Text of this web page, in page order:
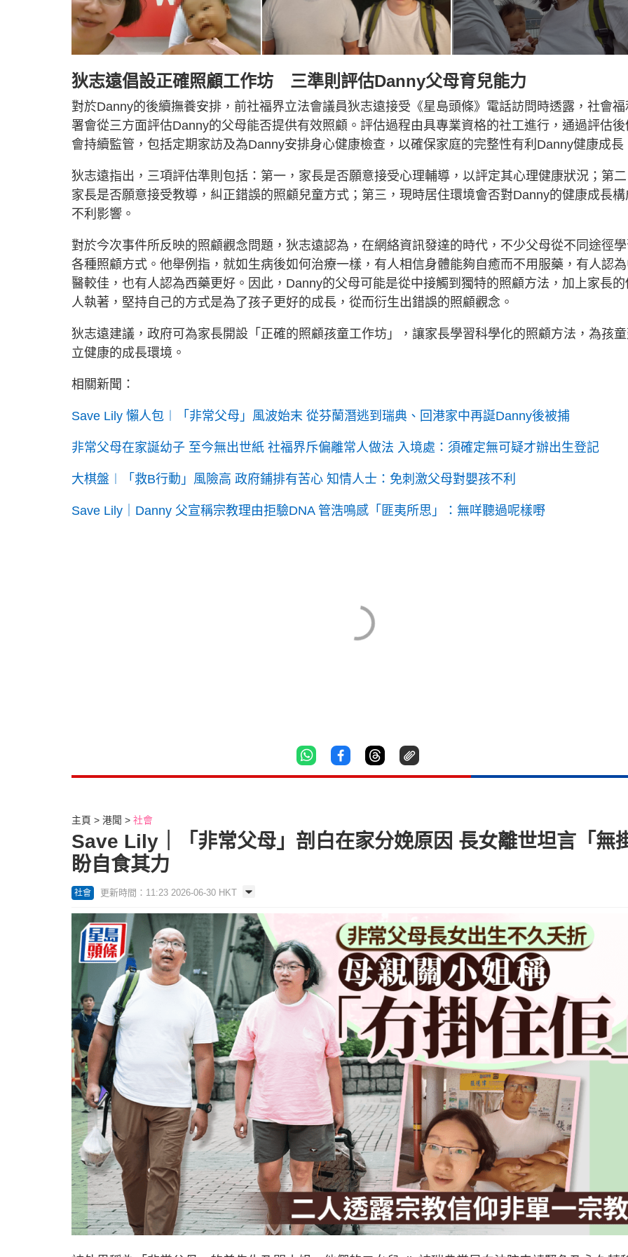
狄志遠倡設正確照顧工作坊 三準則評估Danny父母育兒能力
對於Danny的後續撫養安排，前社福界立法會議員狄志遠接受《星島頭條》電話訪問時透露，社會福
署會從三方面評估Danny的父母能否提供有效照顧。評估過程由具專業資格的社工進行，通過評估後
會持續監管，包括定期家訪及為Danny安排身心健康檢查，以確保家庭的完整性有利Danny健康成長
狄志遠指出，三項評估準則包括：第一，家長是否願意接受心理輔導，以評定其心理健康狀況；第
家長是否願意接受教導，糾正錯誤的照顧兒童方式；第三，現時居住環境會否對Danny的健康成長構
不利影響。
對於今次事件所反映的照顧觀念問題，狄志遠認為，在網絡資訊發達的時代，不少父母從不同途徑
各種照顧方式。他舉例指，就如生病後如何治療一樣，有人相信身體能夠自癒而不用服藥，有人認
醫較佳，也有人認為西藥更好。因此，Danny的父母可能是從中接觸到獨特的照顧方法，加上家長的
人執著，堅持自己的方式是為了孩子更好的成長，從而衍生出錯誤的照顧觀念。
狄志遠建議，政府可為家長開設「正確的照顧孩童工作坊」，讓家長學習科學化的照顧方法，為孩
立健康的成長環境。
相關新聞：
Save Lily 懶人包︱「非常父母」風波始末 從芬蘭潛逃到瑞典、回港家中再誕Danny後被捕
非常父母在家誕幼子 至今無出世紙 社福界斥偏離常人做法 入境處：須確定無可疑才辦出生登記
大棋盤︱「救B行動」風險高 政府鋪排有苦心 知情人士：免刺激父母對嬰孩不利
Save Lily｜Danny 父宣稱宗教理由拒驗DNA 管浩鳴感「匪夷所思」：無咩聽過呢樣嘢
主頁 港聞 社會
Save Lily｜「非常父母」剖白在家分娩原因 長女離世坦言「無
盼自食其力
社會 更新時間：11:23 2026-06-30 HKT